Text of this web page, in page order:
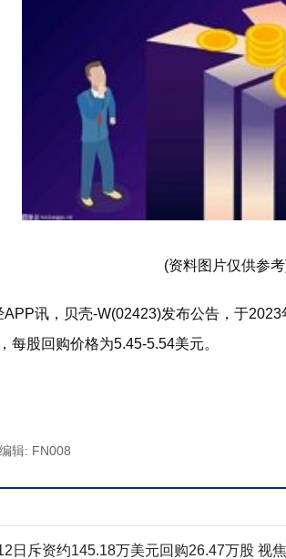
(资料图片仅供参
APP讯，贝壳-W(02423)发布公告，于
每股回购价格为5.45-5.54美元。
编辑: FN008
日斥资约145.18万美元回购26.47万股 视